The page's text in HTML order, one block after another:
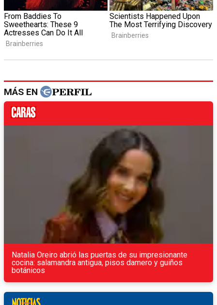
MÁS EN
Natalia Oreiro abrió las puertas de su impresionante
cocina: salamandra antigua, pisos damero y guiños
botánicos